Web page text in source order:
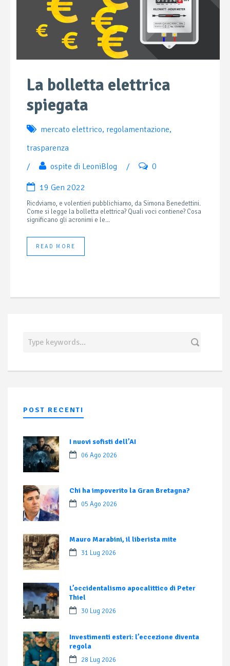
La bolletta elettrica
spiegata
mercato elettrico, regolamentazione,
trasparenza
/
ospite di LeoniBlog / 0
19 Gen 2022
Ricdviamo, e volentieri pubblichiamo, da Simona Benedettini.
Come si legge la bolletta elettrica? Quali voci contiene? Cosa
significano gli acronimi e le...
READ MORE
POST RECENTI
I nuovi sofisti dell’AI
06 Ago 2026
Chi ha impoverito la Gran Bretagna?
05 Ago 2026
Mauro Marabini, il liberista mite
31 Lug 2026
L’occidentalismo apocalittico di Peter
Thiel
30 Lug 2026
Investimenti esteri: l’eccezione diventa
regola
28 Lug 2026